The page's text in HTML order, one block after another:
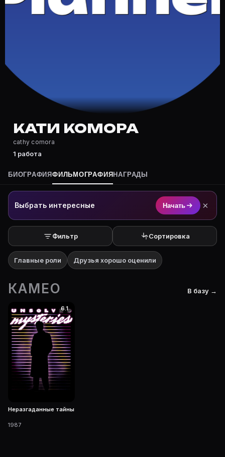
Где снимался Кати Комора?
Кати Комора — актёр. Биография и роли на
Где открыть фильмографию Кати Комора?
На Movie Planner: https://movie-planner.ru/s/
КАТИ КОМОРА
cathy comora
1 работа
БИОГРАФИЯФИЛЬМОГРАФИЯ НАГРАДЫ
Выбрать интересные Начать ×
Фильтр Сортировка
Главные роли Друзья хорошо оценили
КАМЕО В базу →
6.1
Неразгаданные тайны
1987